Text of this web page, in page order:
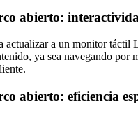
abierto:
actualizar a un monitor táctil
ya sea navegando
abierto: eficiencia